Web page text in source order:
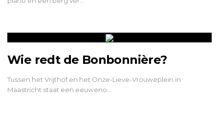
Wie redt de Bonbonnière?
Tussen het Vrijthof en het Onze-Lieve-Vrouweplein in
Maastricht staat een eeuweno…